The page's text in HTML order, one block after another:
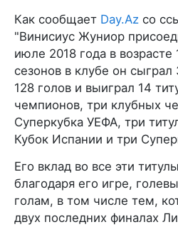
Как сообщает Day.Az со
"Винисиус Жуниор
июле 2018 года в возрасте
сезонов в клубе он
128 голов и выиграл 14
чемпионов, три клубных
Суперкубка УЕФА, три
Кубок Испании и три
Его вклад во все эти
благодаря его игре,
голам, в том числе тем,
двух последних финалах